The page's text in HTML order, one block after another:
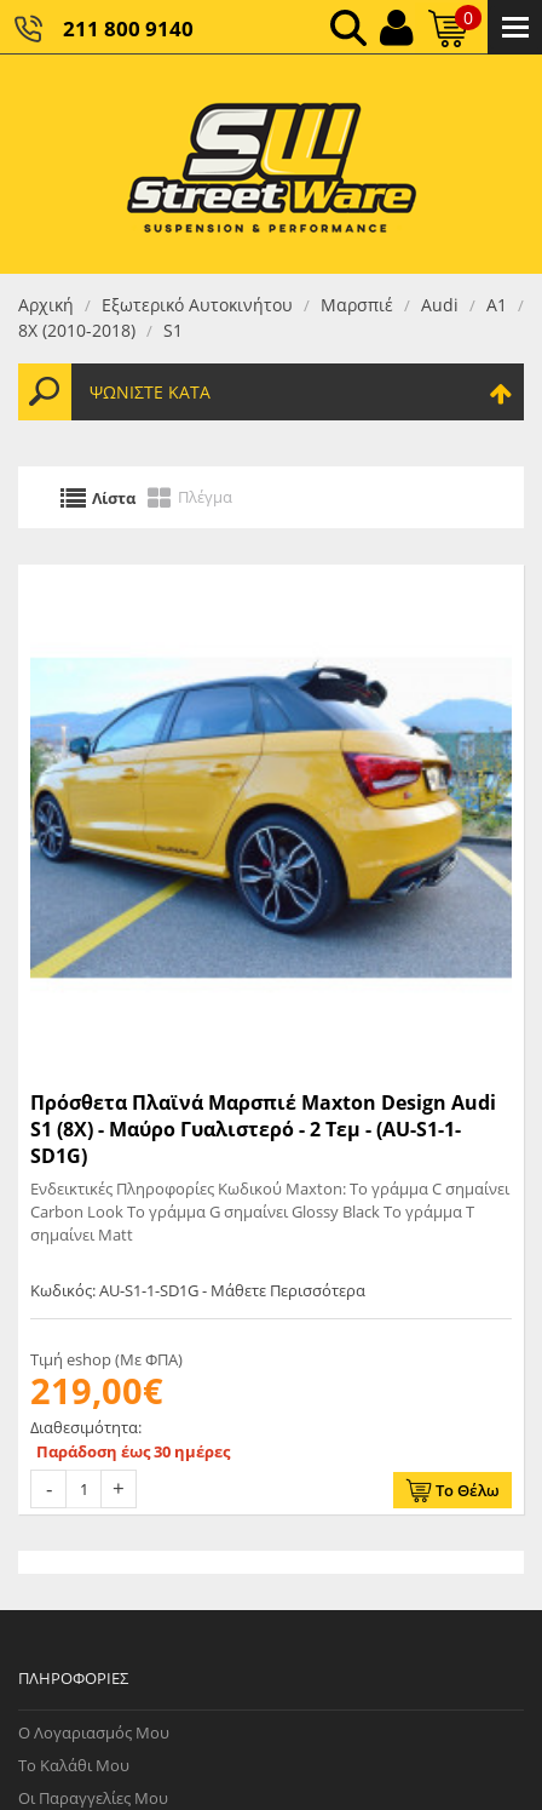
211 800 9140 0
ΚΑΘΑΡΌ ΣΎΝΟΛΟ:
ΤΕΛΙΚΌ ΣΎΝΟΛΟ:0,00 €
Αρχική / Εξωτερικό Αυτοκινήτου / Μαρσπιέ / Audi / A1 /
8X (2010-2018) / S1
ΨΩΝΊΣΤΕ ΚΑΤΆ
Λίστα Πλέγμα
Πρόσθετα Πλαϊνά Μαρσπιέ Maxton Design Audi
S1 (8X) - Μαύρο Γυαλιστερό - 2 Tεμ - (AU-S1-1-
SD1G)
Ενδεικτικές Πληροφορίες Κωδικού Maxton: Το γράμμα C σημαίνει
Carbon Look Το γράμμα G σημαίνει Glossy Black Το γράμμα T
σημαίνει Matt
Κωδικός: AU-S1-1-SD1G - Μάθετε Περισσότερα
Τιμή eshop (Με ΦΠΑ)
219,00€
Διαθεσιμότητα:
Παράδοση έως 30 ημέρες
Το Θέλω
ΠΛΗΡΟΦΟΡΊΕΣ
Ο Λογαριασμός Μου
Το Καλάθι Μου
Οι Παραγγελίες Μου